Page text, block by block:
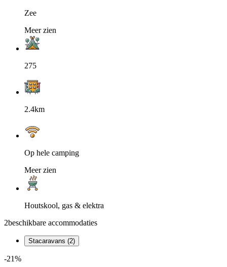
Zee
Meer zien
275
2.4km
Op hele camping
Meer zien
Houtskool, gas & elektra
2beschikbare accommodaties
Stacaravans (2)
-21%